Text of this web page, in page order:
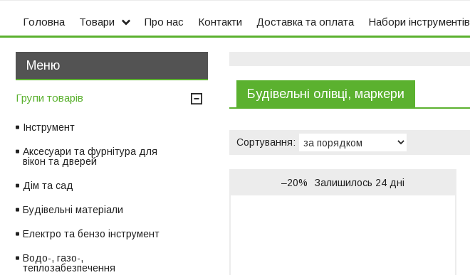
Головна Товари Про нас Контакти Доставка та оплата Набори інструментів
Будівельні олівці, маркери
–20% Залишилось 24 дні
Групи товарів
Інструмент
Аксесуари та фурнітура для
вікон та дверей
Дім та сад
Будівельні матеріали
Електро та бензо інструмент
Водо-, газо-,
теплозабезпечення